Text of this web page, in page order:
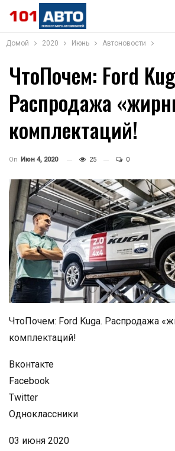
Домой 2020 Июнь Автоновости
ЧтоПочем: Ford
Распродажа
комплектаций!
On Июн 4, 2020 25 0
ЧтоПочем: Ford Kuga. Распродажа
комплектаций!
Вконтакте
Facebook
Twitter
Одноклассники
03 июня 2020